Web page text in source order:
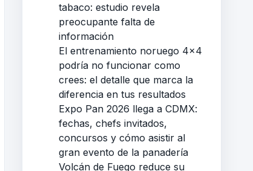
tabaco: estudio revela
preocupante falta de
información
El entrenamiento noruego 4×4
podría no funcionar como
crees: el detalle que marca la
diferencia en tus resultados
Expo Pan 2026 llega a CDMX:
fechas, chefs invitados,
concursos y cómo asistir al
gran evento de la panadería
Volcán de Fuego reduce su